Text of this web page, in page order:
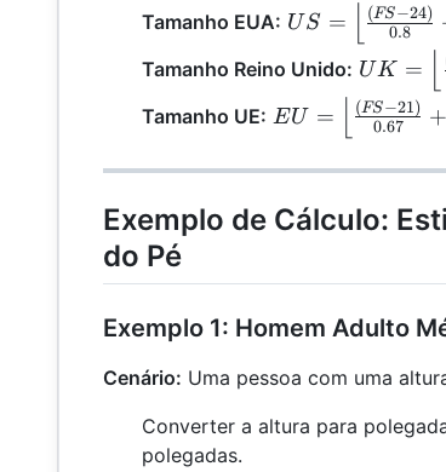
Tamanho EUA: US =
\left\lfloor
\frac{(FS -
24)}{0.8} +
5
US = 0.8
(FS−24)
Tamanho Reino Unido: UK =
4.5
UK =
Tamanho UE: EU =
\left\lfloor
\frac{(FS -
+ 36
EU = 0.67
(FS−21) +
Exemplo de Cálculo:
do Pé
Exemplo 1: Homem Adulto
Cenário: Uma pessoa com uma
Converter a altura para
polegadas.